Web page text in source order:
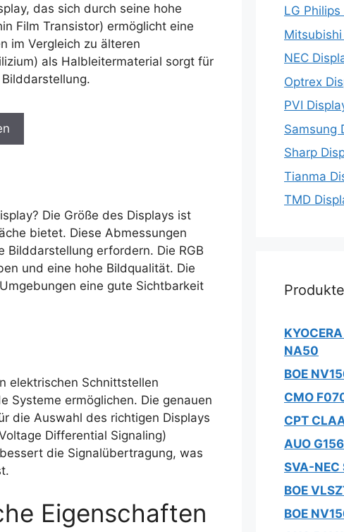
das sich durch seine hohe
Film Transistor) ermöglicht eine
im Vergleich zu älteren
als Halbleitermaterial sorgt für
Die Größe des Displays ist
bietet. Diese Abmessungen
erfordern. Die RGB
und eine hohe Bildqualität. Die
eine gute Sichtbarkeit
elektrischen Schnittstellen
Systeme ermöglichen. Die genauen
die Auswahl des richtigen Displays
Differential Signaling)
die Signalübertragung, was
Eigenschaften
LG
NEC
Optrex
PVI
Samsung
Sharp
Tianma
TMD
Produkte
NA50
BOE
CMO
CPT
AUO
SVA-NEC
BOE
BOE